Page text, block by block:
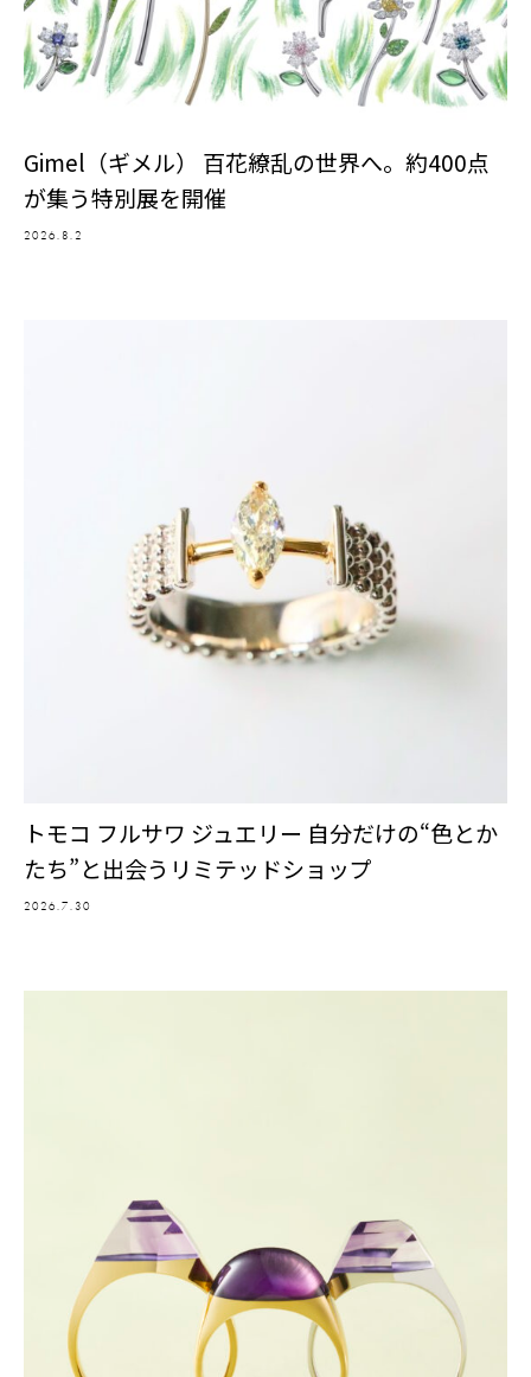
Gimel（ギメル） 百花繚乱の世界へ。約400点
が集う特別展を開催
2026.8.2
トモコ フルサワ ジュエリー 自分だけの“色とか
たち”と出会うリミテッドショップ
2026.7.30